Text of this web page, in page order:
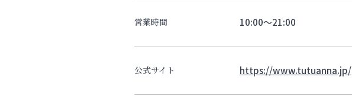
営業時間 10:00～21:00
公式サイト https://www.tutuanna.jp/